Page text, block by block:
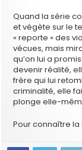
Quand la série
et végète sur le
« reporte » des
vécues, mais
qu’on lui a
devenir réalité,
frère qui lui
criminalité, elle
plonge elle-
Pour connaître la